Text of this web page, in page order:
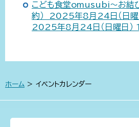
こども食堂omusubi～お結
約） 2025年8月24日（日曜
2025年8月24日（日曜日）
ホーム > イベントカレンダー